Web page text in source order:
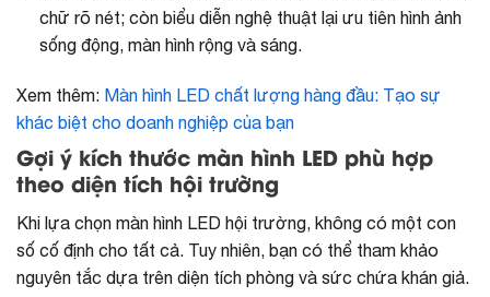
chữ rõ nét; còn biểu diễn nghệ thuật lại ưu tiên hình ảnh
sống động, màn hình rộng và sáng.
Xem thêm: Màn hình LED chất lượng hàng đầu: Tạo sự
khác biệt cho doanh nghiệp của bạn
Gợi ý kích thước màn hình LED phù hợp
theo diện tích hội trường
Khi lựa chọn màn hình LED hội trường, không có một con
số cố định cho tất cả. Tuy nhiên, bạn có thể tham khảo
nguyên tắc dựa trên diện tích phòng và sức chứa khán giả.